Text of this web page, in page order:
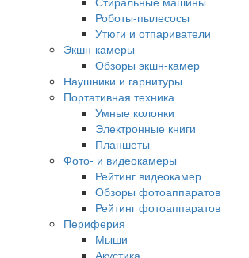
Роботы-пылесосы
Утюги и отпариватели
Экшн-камеры
Обзоры экшн-камер
Наушники и гарнитуры
Портативная техника
Умные колонки
Электронные книги
Планшеты
Фото- и видеокамеры
Рейтинг видеокамер
Обзоры фотоаппаратов
Рейтинг фотоаппаратов
Периферия
Мыши
Акустика